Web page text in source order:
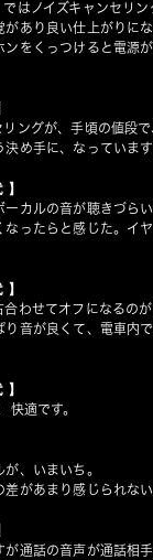
はノイズキャンセリン
あり良い仕上がりに
ンをくっつけると電源
ングが、手頃の値段で
め手に、なっています
カルの音が聴きづら
なったらと感じた。イ
わせてオフになるのが
音が良くて、電車内
適です。
、いまいち。
があまり感じられない
通話の音声が通話相